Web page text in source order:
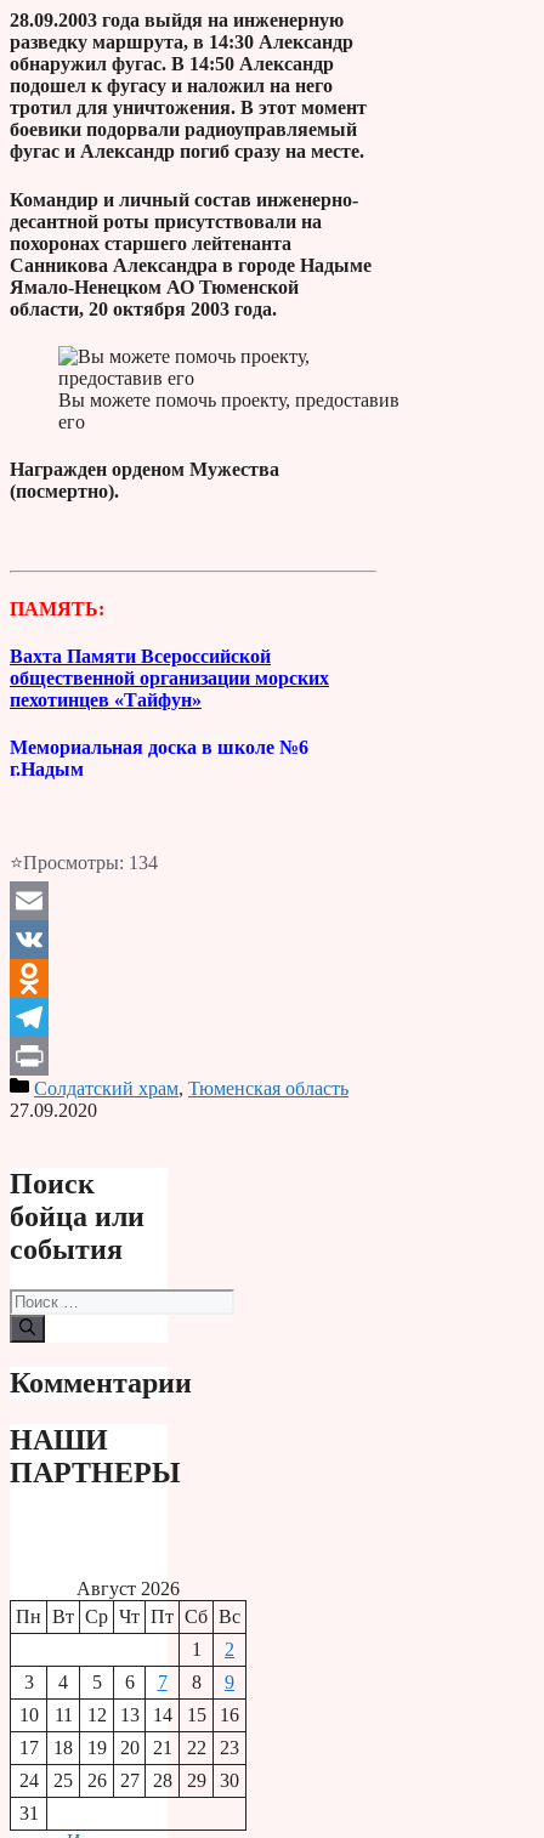
28.09.2003 года выйдя на инженерную
разведку маршрута, в 14:30 Александр
обнаружил фугас. В 14:50 Александр
подошел к фугасу и наложил на него
тротил для уничтожения. В этот момент
боевики подорвали радиоуправляемый
фугас и Александр погиб сразу на месте.
Командир и личный состав инженерно-
десантной роты присутствовали на
похоронах старшего лейтенанта
Санникова Александра в городе Надыме
Ямало-Ненецком АО Тюменской
области, 20 октября 2003 года.
Вы можете помочь проекту, предоставив
его
Награжден орденом Мужества
(посмертно).
ПАМЯТЬ:
Вахта Памяти Всероссийской
общественной организации морских
пехотинцев «Тайфун»
Мемориальная доска в школе №6
г.Надым
⭐Просмотры: 134
Email
VK
Odnoklassniki
Telegram
PrintСолдатский храм, Тюменская область
27.09.2020
Поиск
бойца или
события
Поиск:
Комментарии
НАШИ
ПАРТНЕРЫ
Август 2026
Пн Вт Ср Чт Пт Сб Вс
1
2
3
4 5 6 7 8
9
10
11 12 13 14 15
16
17
18 19 20 21 22
23
24
25 26 27 28 29
30
31